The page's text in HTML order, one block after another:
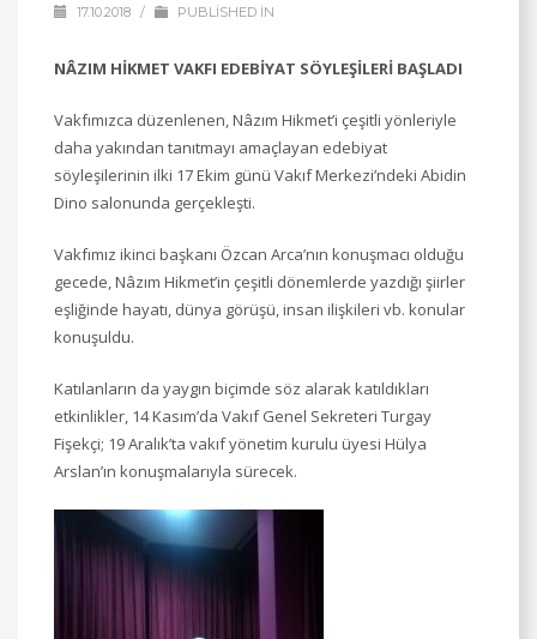
17.10.2018 / PUBLISHED IN
NÂZIM HİKMET VAKFI EDEBİYAT SÖYLEŞİLERİ BAŞLADI
Vakfımızca düzenlenen, Nâzım Hikmet’i çeşitli yönleriyle
daha yakından tanıtmayı amaçlayan edebiyat
söyleşilerinin ilki 17 Ekim günü Vakıf Merkezi’ndeki Abidin
Dino salonunda gerçekleşti.
Vakfımız ikinci başkanı Özcan Arca’nın konuşmacı olduğu
gecede, Nâzım Hikmet’in çeşitli dönemlerde yazdığı şiirler
eşliğinde hayatı, dünya görüşü, insan ilişkileri vb. konular
konuşuldu.
Katılanların da yaygın biçimde söz alarak katıldıkları
etkinlikler, 14 Kasım’da Vakıf Genel Sekreteri Turgay
Fişekçi; 19 Aralık’ta vakıf yönetim kurulu üyesi Hülya
Arslan’ın konuşmalarıyla sürecek.